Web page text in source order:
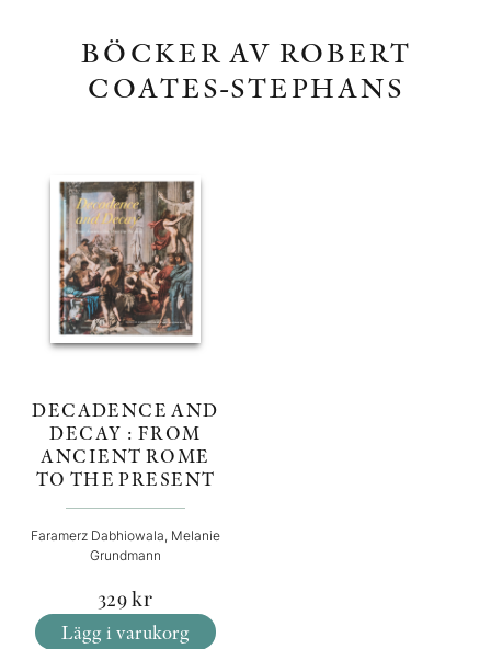
BÖCKER AV ROBERT
COATES-STEPHANS
DECADENCE AND
DECAY : FROM
ANCIENT ROME
TO THE PRESENT
Faramerz Dabhiowala, Melanie
Grundmann
329kr
Lägg i varukorg